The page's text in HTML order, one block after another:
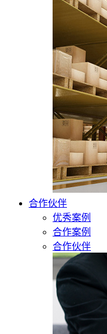
合作伙伴
优秀案例
合作案例
合作伙伴